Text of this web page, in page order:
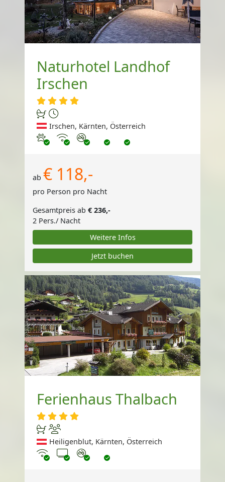
Naturhotel Landhof
Irschen
Irschen, Kärnten, Österreich
Haustiere erlaubt
InternetNichtraucher
ab € 118,-
pro Person pro Nacht
Gesamtpreis ab € 236,-
2 Pers./ Nacht
Weitere Infos
Jetzt buchen
Ferienhaus Thalbach
Heiligenblut, Kärnten, Österreich
Internet
TV Nichtraucher